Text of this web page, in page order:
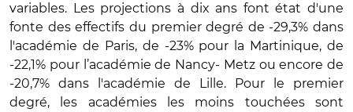
variables. Les projections à dix ans font état d'une
fonte des effectifs du premier degré de -29,3% dans
l'académie de Paris, de -23% pour la Martinique, de
-22,1% pour l’académie de Nancy- Metz ou encore de
-20,7% dans l'académie de Lille. Pour le premier
degré, les académies les moins touchées sont